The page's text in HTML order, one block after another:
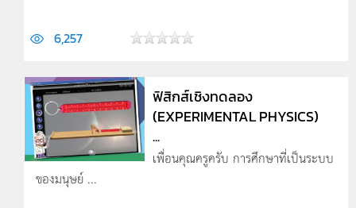
6,257
ฟิสิกส์เชิงทดลอง
(EXPERIMENTAL PHYSICS)
...
เพื่อนคุณครูครับ การศึกษาที่เป็นระบบ
ของมนุษย์ ...